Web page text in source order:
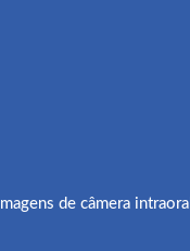
Imagens de câmera intraoral